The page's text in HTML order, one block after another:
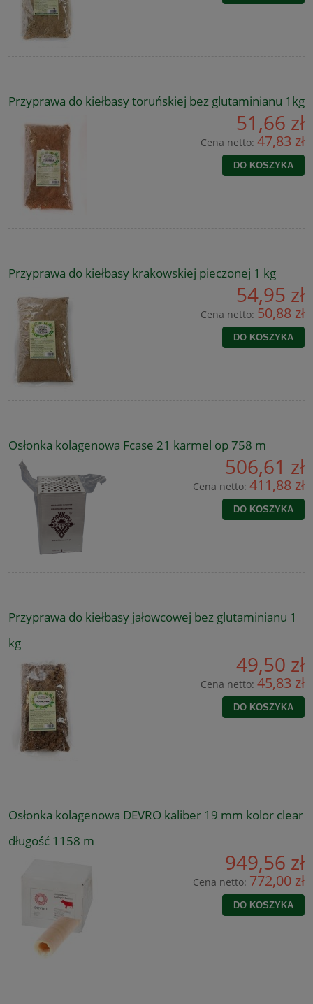
Przyprawa do kiełbasy toruńskiej bez glutaminianu 1kg
51,66 zł
Cena netto: 47,83 zł
DO KOSZYKA
Przyprawa do kiełbasy krakowskiej pieczonej 1 kg
54,95 zł
Cena netto: 50,88 zł
DO KOSZYKA
Osłonka kolagenowa Fcase 21 karmel op 758 m
506,61 zł
Cena netto: 411,88 zł
DO KOSZYKA
Przyprawa do kiełbasy jałowcowej bez glutaminianu 1
kg
49,50 zł
Cena netto: 45,83 zł
DO KOSZYKA
Osłonka kolagenowa DEVRO kaliber 19 mm kolor clear
długość 1158 m
949,56 zł
Cena netto: 772,00 zł
DO KOSZYKA